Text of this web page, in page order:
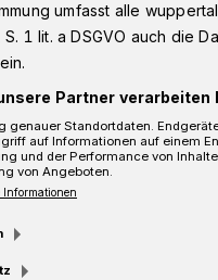
Kokott kennen sich
waren
umfasst alle
1 lit. a DSGVO auch die
Partner
genauer Standortdaten.
auf Informationen auf einem
und der Performance von
von Angeboten.